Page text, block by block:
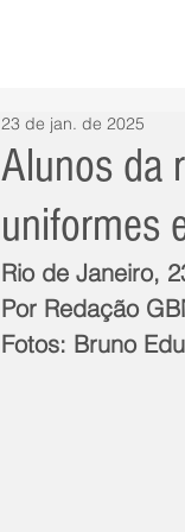
Alunos da
uniformes
23 de jan. de 2025
Rio de Janeiro,
Por Redação
Fotos: Bruno